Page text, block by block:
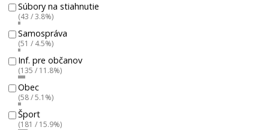
Súbory na stiahnutie
(43 / 3.8%)
Samospráva
(51 / 4.5%)
Inf. pre občanov
(135 / 11.8%)
Obec
(58 / 5.1%)
Šport
(181 / 15.9%)